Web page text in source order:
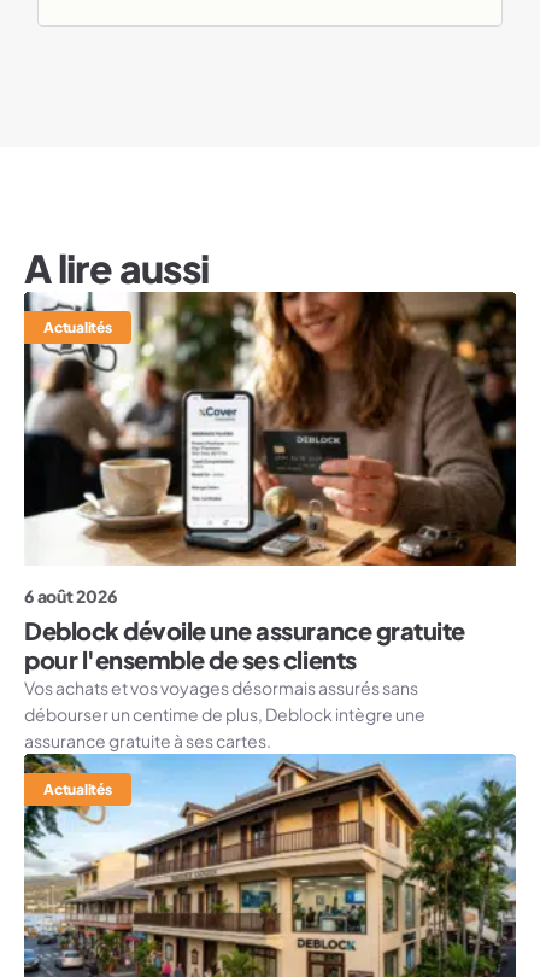
A lire aussi
Actualités
6 août 2026
Deblock dévoile une assurance gratuite
pour l'ensemble de ses clients
Vos achats et vos voyages désormais assurés sans
débourser un centime de plus, Deblock intègre une
assurance gratuite à ses cartes.
Actualités